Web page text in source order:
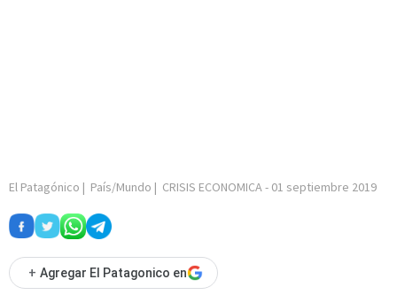
El Patagónico | País/Mundo | CRISIS ECONOMICA- 01 septiembre 2019
+ Agregar El Patagonico en